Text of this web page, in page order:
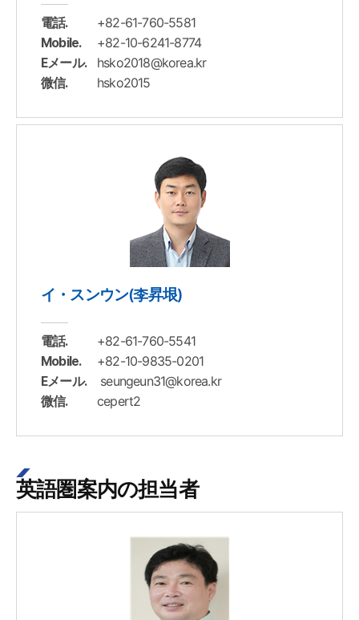
電話. +82-61-760-5581
Mobile. +82-10-6241-8774
Eメール. hsko2018@korea.kr
微信. hsko2015
イ・スンウン(李昇垠)
電話. +82-61-760-5541
Mobile. +82-10-9835-0201
Eメール. seungeun31@korea.kr
微信. cepert2
英語圏案内の担当者